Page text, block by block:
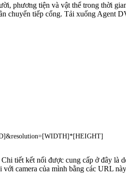
phương tiện và vật thể trong thời
chuyển tiếp cổng. Tải xuống Agent
tiết kết nối được cung cấp ở đây là
camera của mình bằng các URL